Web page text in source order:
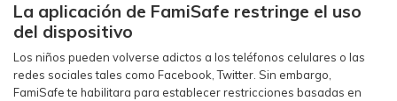
La aplicación de FamiSafe restringe el uso
del dispositivo
Los niños pueden volverse adictos a los teléfonos celulares o las
redes sociales tales como Facebook, Twitter. Sin embargo,
FamiSafe te habilitara para establecer restricciones basadas en